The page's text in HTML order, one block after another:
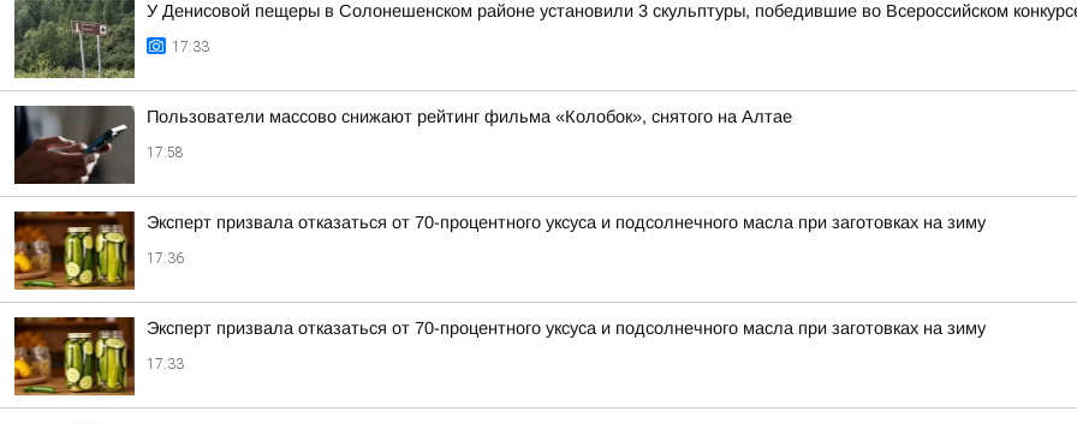
У Денисовой пещеры в Солонешенском районе установили 3 скульптуры, победившие во Всероссийском
17:33
Пользователи массово снижают рейтинг фильма «Колобок», снятого на Алтае
17:58
Эксперт призвала отказаться от 70-процентного уксуса и подсолнечного масла при заготовках на зиму
17:36
Эксперт призвала отказаться от 70-процентного уксуса и подсолнечного масла при заготовках на зиму
17:33